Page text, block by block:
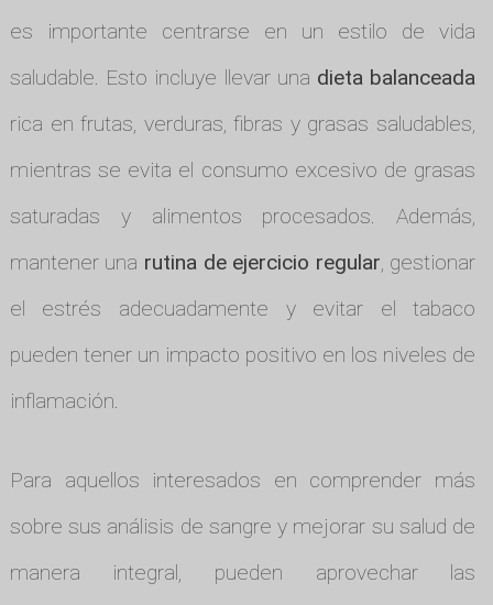
es importante centrarse en un estilo de vida
saludable. Esto incluye llevar una dieta balanceada
rica en frutas, verduras, fibras y grasas saludables,
mientras se evita el consumo excesivo de grasas
saturadas y alimentos procesados. Además,
mantener una rutina de ejercicio regular, gestionar
el estrés adecuadamente y evitar el tabaco
pueden tener un impacto positivo en los niveles de
inflamación.
Para aquellos interesados en comprender más
sobre sus análisis de sangre y mejorar su salud de
manera integral, pueden aprovechar las